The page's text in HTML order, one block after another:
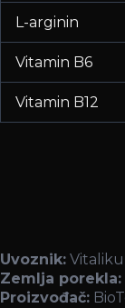
L-arginin
Vitamin B6
Vitamin B12
Uvoznik:
Zemlja porekla:
Proizvođač: